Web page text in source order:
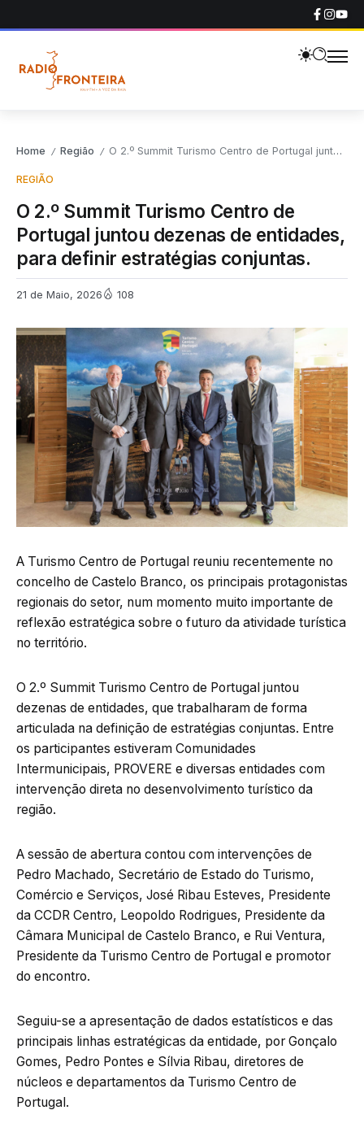
Home / Região / O 2.º Summit Turismo Centro de Portugal juntou dezenas de entidades, para definir estratégias conjuntas.
REGIÃO
O 2.º Summit Turismo Centro de
Portugal juntou dezenas de entidades,
para definir estratégias conjuntas.
21 de Maio, 2026 108
A Turismo Centro de Portugal reuniu recentemente no
concelho de Castelo Branco, os principais protagonistas
regionais do setor, num momento muito importante de
reflexão estratégica sobre o futuro da atividade turística
no território.
O 2.º Summit Turismo Centro de Portugal juntou
dezenas de entidades, que trabalharam de forma
articulada na definição de estratégias conjuntas. Entre
os participantes estiveram Comunidades
Intermunicipais, PROVERE e diversas entidades com
intervenção direta no desenvolvimento turístico da
região.
A sessão de abertura contou com intervenções de
Pedro Machado, Secretário de Estado do Turismo,
Comércio e Serviços, José Ribau Esteves, Presidente
da CCDR Centro, Leopoldo Rodrigues, Presidente da
Câmara Municipal de Castelo Branco, e Rui Ventura,
Presidente da Turismo Centro de Portugal e promotor
do encontro.
Seguiu-se a apresentação de dados estatísticos e das
principais linhas estratégicas da entidade, por Gonçalo
Gomes, Pedro Pontes e Sílvia Ribau, diretores de
núcleos e departamentos da Turismo Centro de
Portugal.